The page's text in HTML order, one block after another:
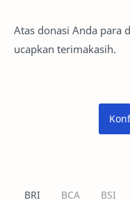
Atas donasi Anda para
ucapkan terimakasih.